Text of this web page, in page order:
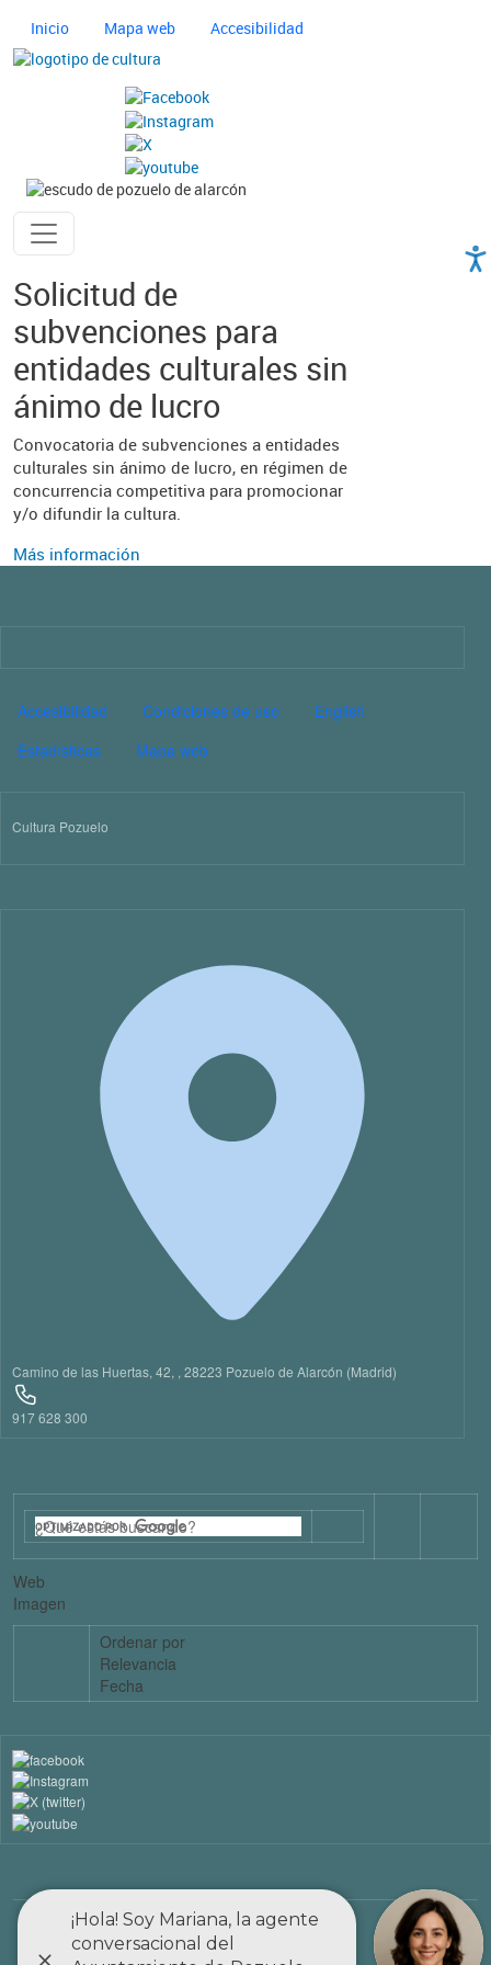
Navegación principal cultura
Inicio Mapa web
Accesibilidad
Imagen
Imagen
Ayuntamiento de Pozuelo
Solicitud de
subvenciones para
entidades culturales sin
ánimo de lucro
Convocatoria de subvenciones a entidades
culturales sin ánimo de lucro, en régimen de
concurrencia competitiva para promocionar
y/o difundir la cultura.
Más información
PIE DE PÁGINA CULTURA
Accesibilidad Condiciones de uso
English
Estadísticas
Mapa web
Cultura Pozuelo
Camino de las Huertas, 42, , 28223 Pozuelo de Alarcón (Madrid)
917 628 300
Web
Imagen
Ordenar por
Relevancia
Fecha